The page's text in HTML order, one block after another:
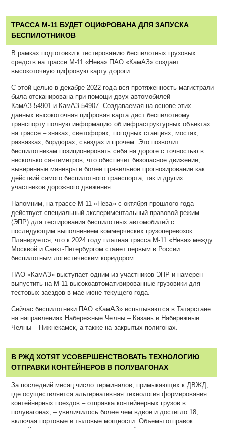
ТРАССА М-11 БУДЕТ ОЦИФРОВАНА ДЛЯ ЗАПУСКА
БЕСПИЛОТНИКОВ
В рамках подготовки к тестированию беспилотных грузовых
средств на трассе М-11 «Нева» ПАО «КамАЗ» создает
высокоточную цифровую карту дороги.
С этой целью в декабре 2022 года вся протяженность магистрали
была отсканирована при помощи двух автомобилей –
КамАЗ-54901 и КамАЗ-54907. Создаваемая на основе этих
данных высокоточная цифровая карта даст беспилотному
транспорту полную информацию об инфраструктурных объектах
на трассе – знаках, светофорах, погодных станциях, мостах,
развязках, бордюрах, съездах и прочем. Это позволит
беспилотникам позиционировать себя на дороге с точностью в
несколько сантиметров, что обеспечит безопасное движение,
выверенные маневры и более правильное прогнозирование как
действий самого беспилотного транспорта, так и других
участников дорожного движения.
Напомним, на трассе М-11 «Нева» с октября прошлого года
действует специальный экспериментальный правовой режим
(ЭПР) для тестирования беспилотных автомобилей с
последующим выполнением коммерческих грузоперевозок.
Планируется, что к 2024 году платная трасса М-11 «Нева» между
Москвой и Санкт-Петербургом станет первым в России
беспилотным логистическим коридором.
ПАО «КамАЗ» выступает одним из участников ЭПР и намерен
выпустить на М-11 высокоавтоматизированные грузовики для
тестовых заездов в мае-июне текущего года.
Сейчас беспилотники ПАО «КамАЗ» испытываются в Татарстане
на направлениях Набережные Челны – Казань и Набережные
Челны – Нижнекамск, а также на закрытых полигонах.
В РЖД ХОТЯТ УСОВЕРШЕНСТВОВАТЬ ТЕХНОЛОГИЮ
ОТПРАВКИ КОНТЕЙНЕРОВ В ПОЛУВАГОНАХ
За последний месяц число терминалов, примыкающих к ДВЖД,
где осуществляется альтернативная технология формирования
контейнерных поездов – отправка контейнерных грузов в
полувагонах, – увеличилось более чем вдвое и достигло 18,
включая портовые и тыловые мощности. Объемы отправок